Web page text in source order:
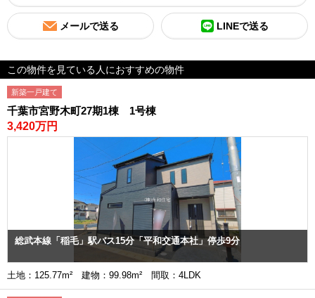
メールで送る LINEで送る
この物件を見ている人におすすめの物件
新築一戸建て
千葉市宮野木町27期1棟 1号棟
3,420万円
総武本線「稲毛」駅バス15分「平和交通本社」停歩9分
土地：125.77m² 建物：99.98m² 間取：4LDK